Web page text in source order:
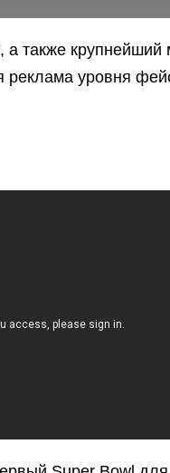
а также крупнейший
реклама уровня